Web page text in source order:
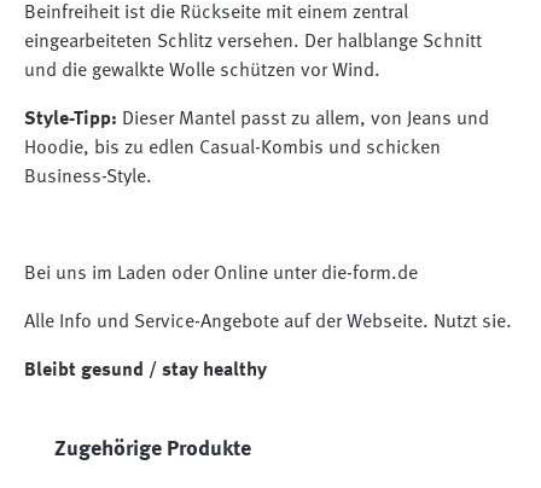
Beinfreiheit ist die Rückseite mit einem zentral
eingearbeiteten Schlitz versehen. Der halblange Schnitt
und die gewalkte Wolle schützen vor Wind.
Style-Tipp: Dieser Mantel passt zu allem, von Jeans und
Hoodie, bis zu edlen Casual-Kombis und schicken
Business-Style.
Bei uns im Laden oder Online unter die-form.de
Alle Info und Service-Angebote auf der Webseite. Nutzt sie.
Bleibt gesund / stay healthy
Produktgalerie überspringen
Zugehörige Produkte